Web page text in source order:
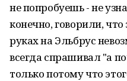
не попробуешь - не
конечно, говорили,
руках на Эльбрус
всегда спрашивал "а
только потому что